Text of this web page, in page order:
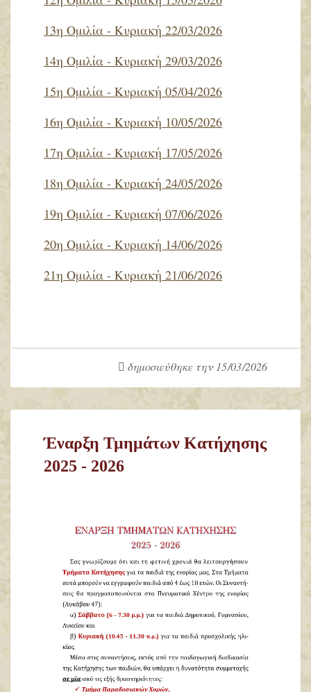
13η Ομιλία - Κυριακή 22/03/2026
14η Ομιλία - Κυριακή 29/03/2026
15η Ομιλία - Κυριακή 05/04/2026
16η Ομιλία - Κυριακή 10/05/2026
17η Ομιλία - Κυριακή 17/05/2026
18η Ομιλία - Κυριακή 24/05/2026
19η Ομιλία - Κυριακή 07/06/2026
20η Ομιλία - Κυριακή 14/06/2026
21η Ομιλία - Κυριακή 21/06/2026
δημοσιεύθηκε την 15/03/2026
Έναρξη Τμημάτων Κατήχησης
2025 - 2026